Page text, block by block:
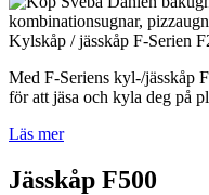
Kylskåp / jässkåp F-Serien
Med F-Seriens kyl-/jässkåp
för att jäsa och kyla deg på
Läs mer
Jässkåp F500